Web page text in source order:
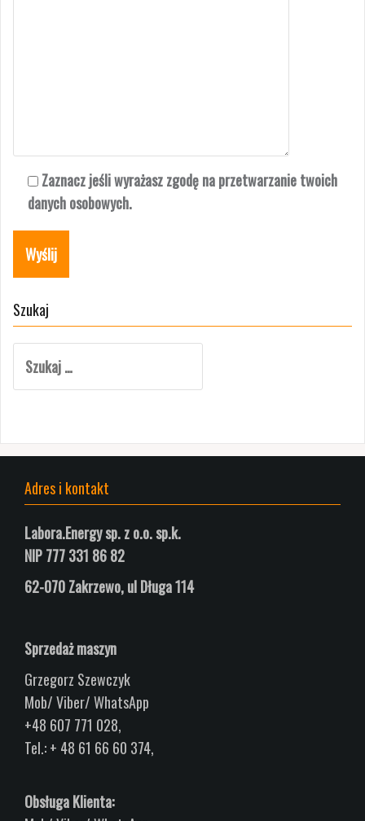
Zaznacz jeśli wyrażasz zgodę na przetwarzanie twoich
danych osobowych.
Szukaj
Adres i kontakt
Labora.Energy sp. z o.o. sp.k.
NIP 777 331 86 82
62-070 Zakrzewo, ulDługa114
Sprzedaż maszyn
Grzegorz Szewczyk
Mob/ Viber/ WhatsApp
+48 607 771 028,
Tel.: + 48 61 66 60 374,
Obsługa Klienta: